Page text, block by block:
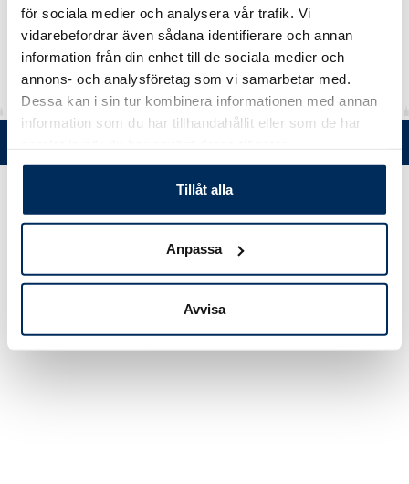
för sociala medier och analysera vår trafik. Vi
vidarebefordrar även sådana identifierare och annan
information från din enhet till de sociala medier och
annons- och analysföretag som vi samarbetar med.
Dessa kan i sin tur kombinera informationen med annan
information som du har tillhandahållit eller som de har
Tillåt alla
Anpassa
Avvisa
Material rHDPE / CoEx6
Tel. +358 (0)19 5215 200 • Mustanlähteentie 5, FIN 07230 Askola •